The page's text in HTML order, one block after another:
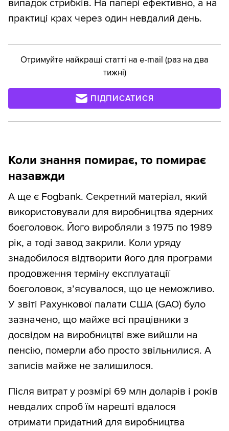
випадок стрибків. На папері ефективно, а на
практиці крах через один невдалий день.
Отримуйте найкращі статті на e-mail (раз на два
тижні)
ПІДПИСАТИСЯ
Коли знання помирає, то помирає
назавжди
А ще є Fogbank. Секретний матеріал, який
використовували для виробництва ядерних
боєголовок. Його виробляли з 1975 по 1989
рік, а тоді завод закрили. Коли уряду
знадобилося відтворити його для програми
продовження терміну експлуатації
боєголовок, з’ясувалося, що це неможливо.
У звіті Рахункової палати США (GAO) було
зазначено, що майже всі працівники з
досвідом на виробництві вже вийшли на
пенсію, померли або просто звільнилися. А
записів майже не залишилося.
Після витрат у розмірі 69 млн доларів і років
невдалих спроб їм нарешті вдалося
отримати придатний для виробництва